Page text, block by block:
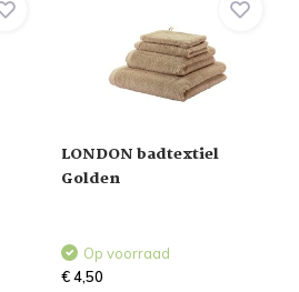
LONDON badtextiel
Golden
Op voorraad
€ 4,50